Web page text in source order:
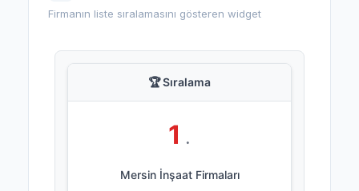
Firmanın liste sıralamasını gösteren widget
🏆 Sıralama
1 .
Mersin İnşaat Firmaları